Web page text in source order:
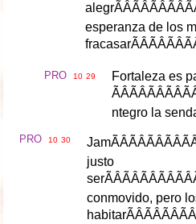
alegr
esperanza de los
fracasar
PRO 10 29 Fortaleza es
ntegro la
PRO 10 30 Jam
justo
ser
conmovido, pero
habitar